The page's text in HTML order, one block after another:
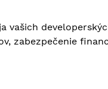
vašich
zabezpečenie